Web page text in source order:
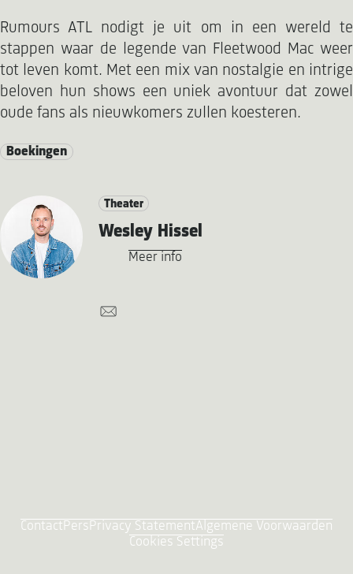
Rumours ATL nodigt je uit om in een wereld te
stappen waar de legende van Fleetwood Mac weer
tot leven komt. Met een mix van nostalgie en intrige
beloven hun shows een uniek avontuur dat zowel
oude fans als nieuwkomers zullen koesteren.
Boekingen
Theater
Wesley Hissel
Meer info
ContactPersPrivacy StatementAlgemene Voorwaarden
Cookies Settings